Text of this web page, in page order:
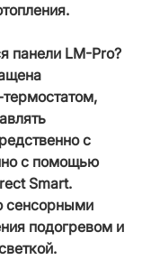
панели LM-Pro?
с
с помощью
Smart.
сенсорными
подогревом и